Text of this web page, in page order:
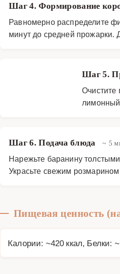
Шаг 4. Формирование
Равномерно распределите
минут до средней прожарки.
Шаг 5.
Очистите
лимонный
Шаг 6. Подача блюда ~ 5
Нарежьте баранину
Украсьте свежим
Пищевая ценность
Калории: ~420 ккал, Белки: